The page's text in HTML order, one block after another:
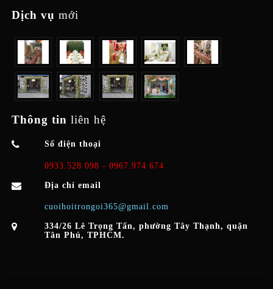
Dịch vụmới
Thông tinliên hệ
Số điện thoại
0933.528 098 - 0967.974 674
Địa chỉ email
cuoihoitrongoi365@gmail.com
334/26 Lê Trọng Tấn, phường Tây Thạnh, quận
Tân Phú, TPHCM.